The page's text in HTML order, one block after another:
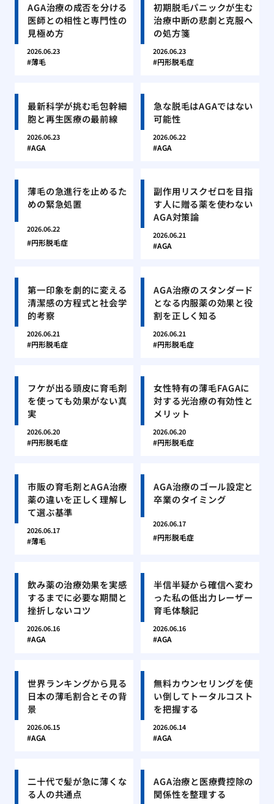
AGA治療の成否を分ける
医師との相性と専門性の
見極め方
2026.06.23
薄毛
初期脱毛パニックが生む
治療中断の悲劇と克服へ
の処方箋
2026.06.23
円形脱毛症
最新科学が挑む毛包幹細
胞と再生医療の最前線
2026.06.23
AGA
急な脱毛はAGAではない
可能性
2026.06.22
AGA
薄毛の急進行を止めるた
めの緊急処置
2026.06.22
円形脱毛症
副作用リスクゼロを目指
す人に贈る薬を使わない
AGA対策論
2026.06.21
AGA
第一印象を劇的に変える
清潔感の方程式と社会学
的考察
2026.06.21
円形脱毛症
AGA治療のスタンダード
となる内服薬の効果と役
割を正しく知る
2026.06.21
円形脱毛症
フケが出る頭皮に育毛剤
を使っても効果がない真
実
2026.06.20
円形脱毛症
女性特有の薄毛FAGAに
対する光治療の有効性と
メリット
2026.06.20
円形脱毛症
市販の育毛剤とAGA治療
薬の違いを正しく理解し
て選ぶ基準
2026.06.17
薄毛
AGA治療のゴール設定と
卒業のタイミング
2026.06.17
円形脱毛症
飲み薬の治療効果を実感
するまでに必要な期間と
挫折しないコツ
2026.06.16
AGA
半信半疑から確信へ変わ
った私の低出力レーザー
育毛体験記
2026.06.16
AGA
世界ランキングから見る
日本の薄毛割合とその背
景
2026.06.15
AGA
無料カウンセリングを使
い倒してトータルコスト
を把握する
2026.06.14
AGA
二十代で髪が急に薄くな
る人の共通点
AGA治療と医療費控除の
関係性を整理する